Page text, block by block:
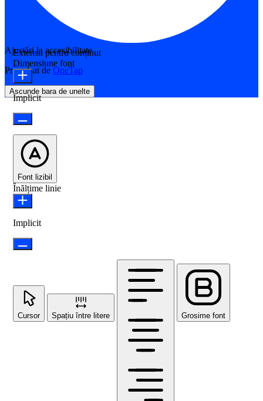
Ajustări la accesibilitate
Propulsat de OneTap
Ascunde bara de unelte
Extensii pentru conținut
Dimensiune font
Implicit
Font lizibil
Înălțime linie
Implicit
Cursor Spațiu între litere Grosime font